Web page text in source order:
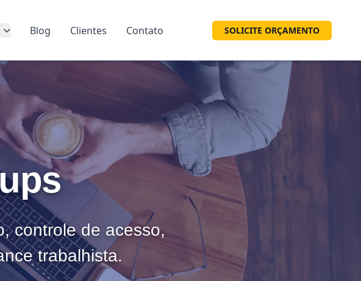
Blog Clientes Contato SOLICITE ORÇAMENTO
controle de acesso,
trabalhista.